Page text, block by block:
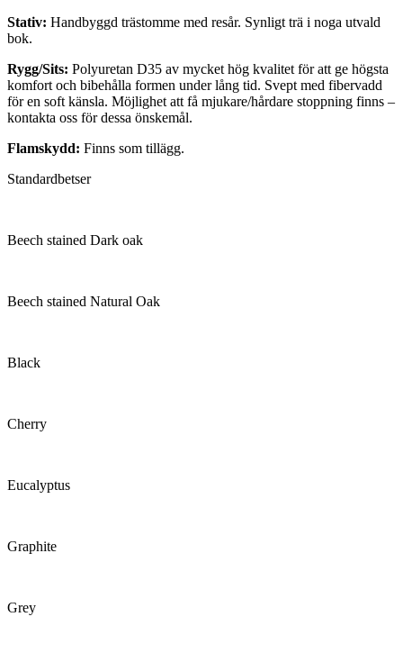
Stativ: Handbyggd trästomme med resår. Synligt trä i noga utvald
bok.
Rygg/Sits: Polyuretan D35 av mycket hög kvalitet för att ge högsta
komfort och bibehålla formen under lång tid. Svept med fibervadd
för en soft känsla. Möjlighet att få mjukare/hårdare stoppning finns –
kontakta oss för dessa önskemål.
Flamskydd: Finns som tillägg.
Standardbetser
Beech stained Dark oak
Beech stained Natural Oak
Black
Cherry
Eucalyptus
Graphite
Grey